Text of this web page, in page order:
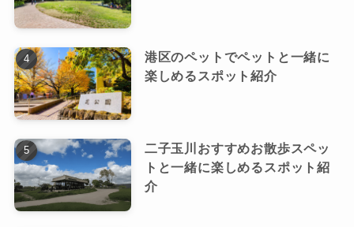
港区のペットでペットと一緒に
楽しめるスポット紹介
二子玉川おすすめお散歩スペッ
トと一緒に楽しめるスポット紹
介